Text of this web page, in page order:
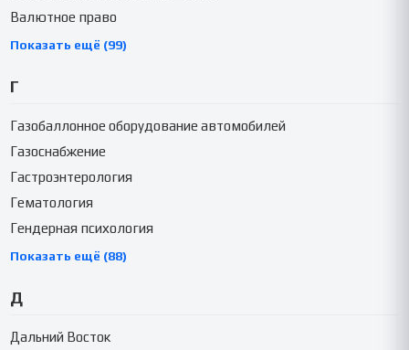
Валютное право
Показать ещё (99)
Г
Газобаллонное оборудование автомобилей
Газоснабжение
Гастроэнтерология
Гематология
Гендерная психология
Показать ещё (88)
Д
Дальний Восток